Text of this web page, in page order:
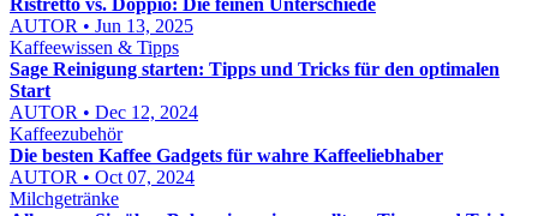
Ristretto vs. Doppio: Die feinen Unterschiede
AUTOR • Jun 13, 2025
Kaffeewissen & Tipps
Sage Reinigung starten: Tipps und Tricks für den optimalen
Start
AUTOR • Dec 12, 2024
Kaffeezubehör
Die besten Kaffee Gadgets für wahre Kaffeeliebhaber
AUTOR • Oct 07, 2024
Milchgetränke